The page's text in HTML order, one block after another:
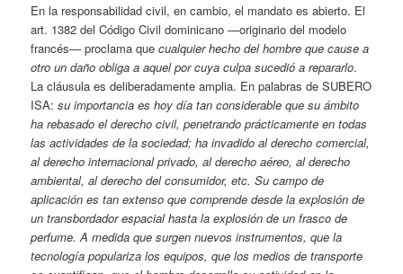
En la responsabilidad civil, en cambio, el mandato es abierto. El
art. 1382 del Código Civil dominicano —originario del modelo
francés— proclama quecualquier hecho del hombre que cause a
otro un daño obliga a aquel por cuya culpa sucedió a repararlo.
La cláusula es deliberadamente amplia. En palabras de SUBERO
ISA:su importancia es hoy día tan considerable que su ámbito
ha rebasado el derecho civil, penetrando prácticamente en todas
las actividades de la sociedad; ha invadido al derecho comercial,
al derecho internacional privado, al derecho aéreo, al derecho
ambiental, al derecho del consumidor, etc. Su campo de
aplicación es tan extenso que comprende desde la explosión de
un transbordador espacial hasta la explosión de un frasco de
perfume. A medida que surgen nuevos instrumentos, que la
tecnología populariza los equipos, que los medios de transporte